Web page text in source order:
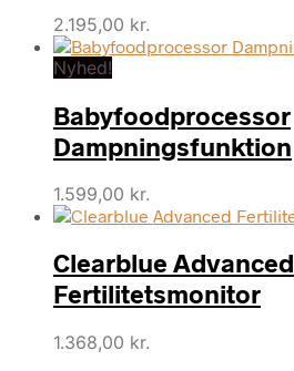
2.195,00 kr.
Nyhed!
Babyfoodprocessor
Dampningsfunktion
1.599,00 kr.
Clearblue Advanced
Fertilitetsmonitor
1.368,00 kr.